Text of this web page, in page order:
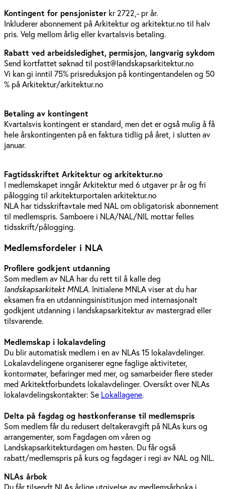
Kontingent for pensjonister kr 2722,- pr år.
Inkluderer abonnement på Arkitektur og arkitektur.no til halv
pris. Velg mellom årlig eller kvartalsvis betaling.
Rabatt ved arbeidsledighet, permisjon, langvarig sykdom
Send kortfattet søknad til post@landskapsarkitektur.no
Vi kan gi inntil 75% prisreduksjon på kontingentandelen og 50
% på Arkitektur/arkitektur.no
Betaling av kontingent
Kvartalsvis kontingent er standard, men det er også mulig å få
hele årskontingenten på en faktura tidlig på året, i slutten av
januar.
Fagtidsskriftet Arkitektur og arkitektur.no
I medlemskapet inngår Arkitektur med 6 utgaver pr år og fri
pålogging til arkitekturportalen arkitektur.no
NLA har tidsskriftavtale med NAL om obligatorisk abonnement
til medlemspris. Samboere i NLA/NAL/NIL mottar felles
tidsskrift/pålogging.
Medlemsfordeler i NLA
Profilere godkjent utdanning
Som medlem av NLA har du rett til å kalle deg
landskapsarkitekt MNLA. Initialene MNLA viser at du har
eksamen fra en utdanningsinistitusjon med internasjonalt
godkjent utdanning i landskapsarkitektur av mastergrad eller
tilsvarende.
Medlemskap i lokalavdeling
Du blir automatisk medlem i en av NLAs 15 lokalavdelinger.
Lokalavdelingene organiserer egne faglige aktiviteter,
kontormøter, befaringer med mer, og samarbeider flere steder
med Arkitektforbundets lokalavdelinger. Oversikt over NLAs
lokalavdelingskontakter: Se Lokallagene.
Delta på fagdag og høstkonferanse til medlemspris
Som medlem får du redusert deltakeravgift på NLAs kurs og
arrangementer, som Fagdagen om våren og
Landskapsarkitekturdagen om høsten. Du får også
rabatt/medlemspris på kurs og fagdager i regi av NAL og NIL.
NLAs årbok